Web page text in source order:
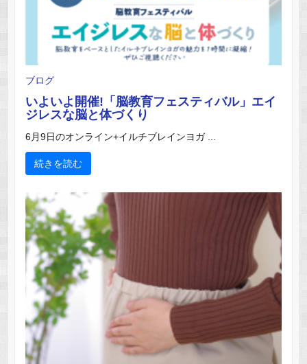
ブログ
いよいよ開催!「脳教育フェスティバル」エイ
ジレスな脳と体づくり
6月9日のオンライン+イルチブレインヨガ ...
続きを読む